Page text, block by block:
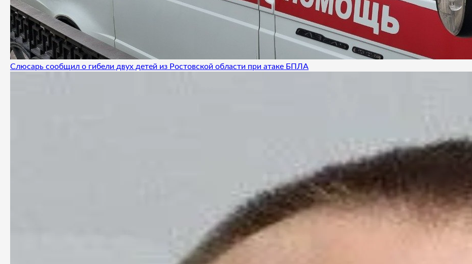
Слюсарь сообщил о гибели двух детей из Ростовской области при атаке БПЛА